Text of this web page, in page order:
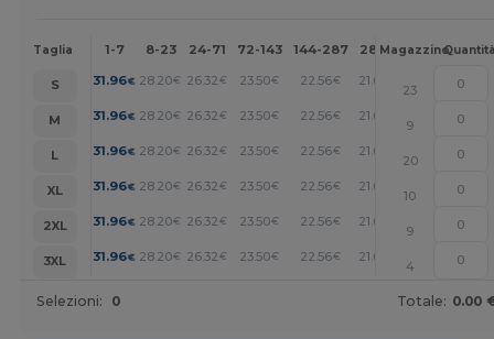
Taglia 1-7 8-23 24-71 72-143 144-287 288 + Altri
Magazzino
S 31.96€ 28.20€ 26.32 € 23.50€ 22.56€ 21.62 +
23
M
31.96€ 28.20€ 26.32 € 23.50€ 22.56€ 21.62
9
L
31.96€ 28.20€ 26.32 € 23.50€ 22.56€ 21.62 +
20
XL
31.96€ 28.20€ 26.32 € 23.50€ 22.56€ 21.62
10
2XL
31.96€ 28.20€ 26.32 € 23.50€ 22.56€ 21.62
9
3XL
31.96€ 28.20€ 26.32 € 23.50€ 22.56€ 21.62
4
Selezioni: 0 Totale: 0.00